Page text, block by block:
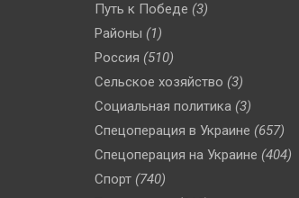
Путь к Победе (3)
Районы (1)
Россия (510)
Сельское хозяйство (3)
Социальная политика (3)
Спецоперация в Украине (657)
Спецоперация на Украине (404)
Спорт (740)